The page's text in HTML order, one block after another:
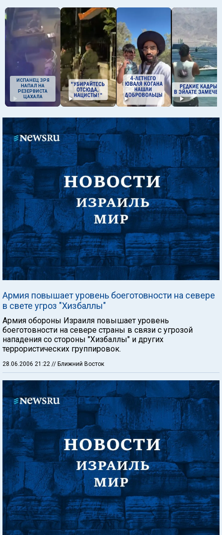
ИСПАНЕЦ ЗРЯ
НАПАЛ НА
РЕЗЕРВИСТА
ЦАХАЛА
Армия повышает уровень боеготовности на севере
в свете угроз "Хизбаллы"
Армия обороны Израиля повышает уровень
боеготовности на севере страны в связи с угрозой
нападения со стороны "Хизбаллы" и других
террористических группировок.
28.06.2006 21:22 // Ближний Восток